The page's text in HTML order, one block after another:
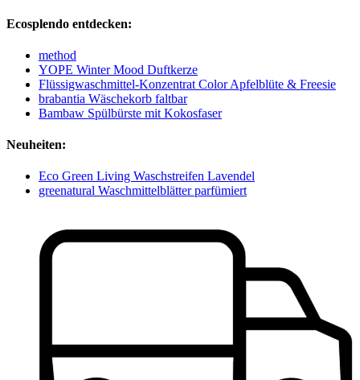
Ecosplendo entdecken:
method
YOPE Winter Mood Duftkerze
Flüssigwaschmittel-Konzentrat Color Apfelblüte & Freesie
brabantia Wäschekorb faltbar
Bambaw Spülbürste mit Kokosfaser
Neuheiten:
Eco Green Living Waschstreifen Lavendel
greenatural Waschmittelblätter parfümiert